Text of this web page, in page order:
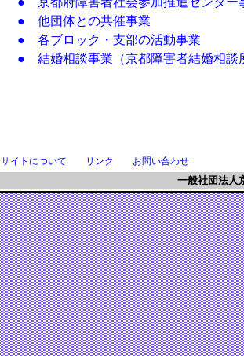
● 他団体との共催事業
● 各ブロック・支部の活動事業
● 結婚相談事業（京都障害者結婚相談
サイトについて リンク お問い合わせ
一般社団法人